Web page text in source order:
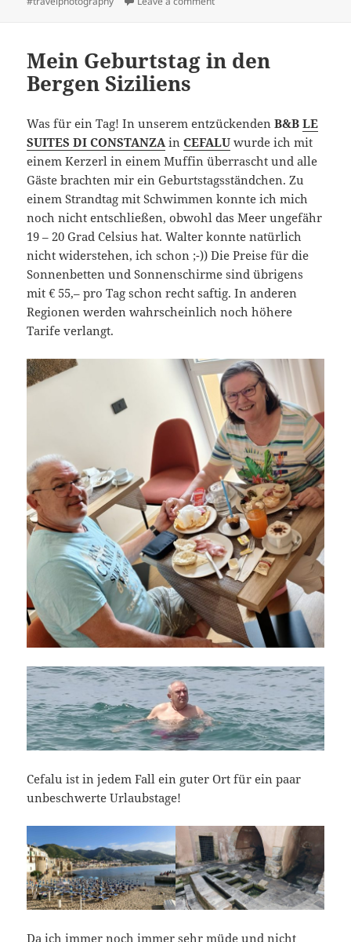
Mein Geburtstag in den
Bergen Siziliens
Was für ein Tag! In unserem entzückendenB&BLE
SUITES DI CONSTANZAinCEFALU wurde ich mit
einem Kerzerl in einem Muffin überrascht und alle
Gäste brachten mir ein Geburtstagsständchen. Zu
einem Strandtag mit Schwimmen konnte ich mich
noch nicht entschließen, obwohl das Meer ungefähr
19 – 20 Grad Celsius hat. Walter konnte natürlich
nicht widerstehen, ich schon ;-)) Die Preise für die
Sonnenbetten und Sonnenschirme sind übrigens
mit € 55,– pro Tag schon recht saftig. In anderen
Regionen werden wahrscheinlich noch höhere
Tarife verlangt.
Cefalu ist in jedem Fall ein guter Ort für ein paar
unbeschwerte Urlaubstage!
Da ich immer noch immer sehr müde und nicht